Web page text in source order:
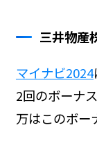
三井物産
マイナビ2024
2回のボーナ
万はこのボー